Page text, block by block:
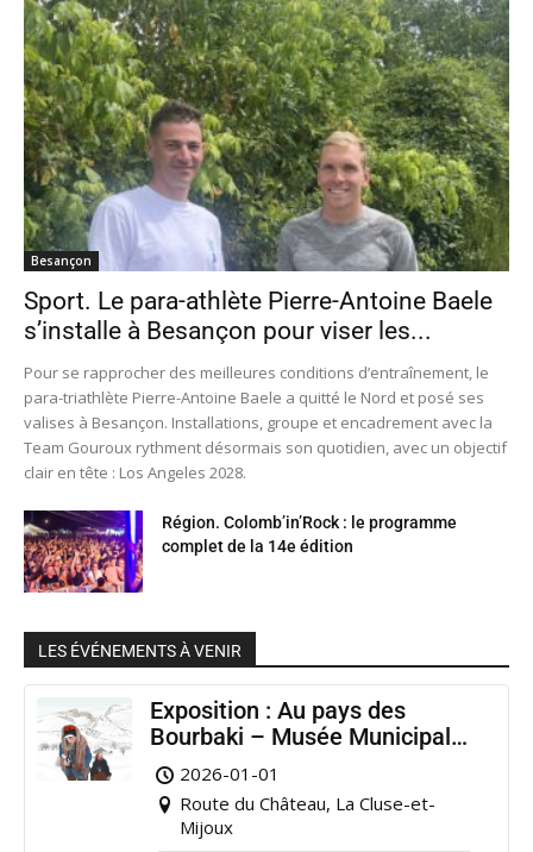
Besançon
Sport. Le para-athlète Pierre-Antoine Baele
s’installe à Besançon pour viser les...
Pour se rapprocher des meilleures conditions d’entraînement, le
para-triathlète Pierre-Antoine Baele a quitté le Nord et posé ses
valises à Besançon. Installations, groupe et encadrement avec la
Team Gouroux rythment désormais son quotidien, avec un objectif
clair en tête : Los Angeles 2028.
Région. Colomb’in’Rock : le programme
complet de la 14e édition
LES ÉVÉNEMENTS À VENIR
Exposition : Au pays des
Bourbaki – Musée Municipal
Pontarlier
2026-01-01
Route du Château, La Cluse-et-
Mijoux